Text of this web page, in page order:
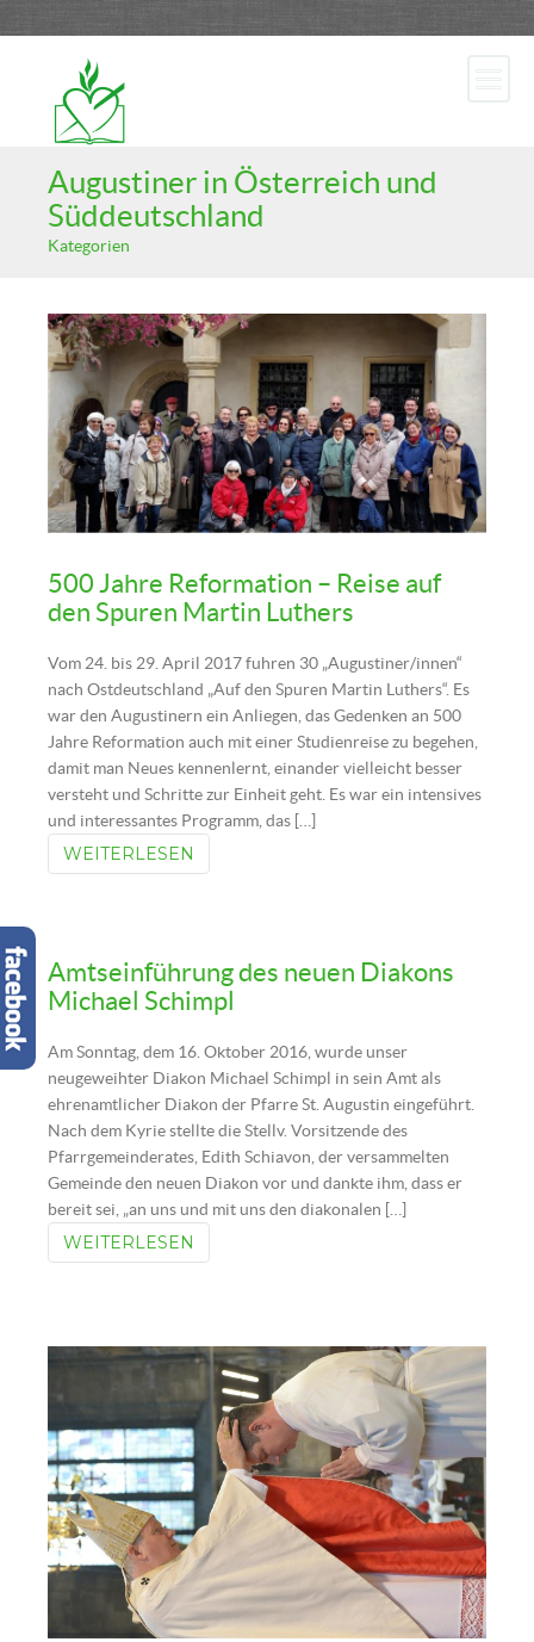
Augustiner in Österreich und
Süddeutschland
Kategorien
500 Jahre Reformation – Reise auf
den Spuren Martin Luthers
Vom 24. bis 29. April 2017 fuhren 30 „Augustiner/innen“
nach Ostdeutschland „Auf den Spuren Martin Luthers“. Es
war den Augustinern ein Anliegen, das Gedenken an 500
Jahre Reformation auch mit einer Studienreise zu begehen,
damit man Neues kennenlernt, einander vielleicht besser
versteht und Schritte zur Einheit geht. Es war ein intensives
und interessantes Programm, das […]
WEITERLESEN
Amtseinführung des neuen Diakons
Michael Schimpl
Am Sonntag, dem 16. Oktober 2016, wurde unser
neugeweihter Diakon Michael Schimpl in sein Amt als
ehrenamtlicher Diakon der Pfarre St. Augustin eingeführt.
Nach dem Kyrie stellte die Stellv. Vorsitzende des
Pfarrgemeinderates, Edith Schiavon, der versammelten
Gemeinde den neuen Diakon vor und dankte ihm, dass er
bereit sei, „an uns und mit uns den diakonalen […]
WEITERLESEN